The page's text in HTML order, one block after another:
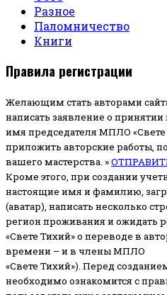
Разное
Паломничество
Книги
Правила регистрации
Желающим стать авторами
написать заявление о
имя председателя МПЛО «Свете
приложить авторские работы,
вашего мастерства. »
Кроме этого, при создании
настоящие имя и фамилию,
(аватар), написать несколько
регион проживания и ожидать
«Свете Тихий» о переводе в
времени – и в члены МПЛО
«Свете Тихий»). Перед
необходимо ознакомится с